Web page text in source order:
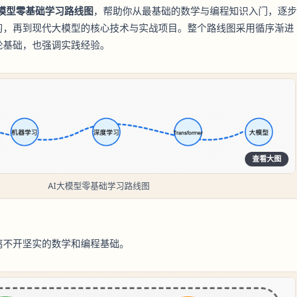
型零基础学习路线图，帮助你从最基础的数学与编程知识入门，逐步
再到现代大模型的核心技术与实战项目。整个路线图采用循序渐进
础，也强调实践经验。
查看大图
AI大模型零基础学习路线图
开坚实的数学和编程基础。